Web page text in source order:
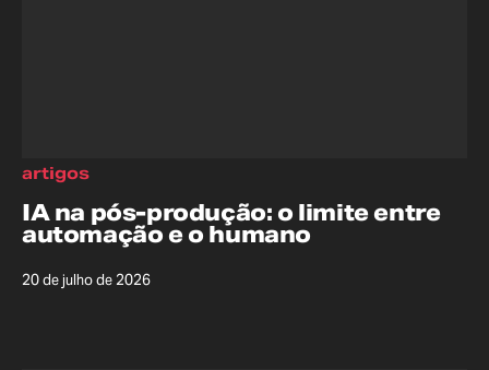
IA na pós-produção: o limite entre
automação e o humano
20 de julho de 2026
artigos